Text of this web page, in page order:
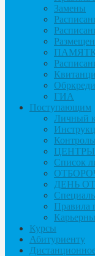
Замены
ГИА
Поступающим
Личный
Список
ДЕНЬ
Правила
Курсы
Абитуриенту